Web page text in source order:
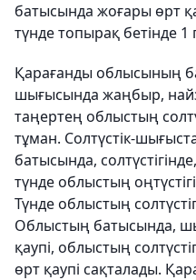
батысында жоғары өрт
түнде топырақ бетінде 1
Қарағанды облысының
шығысында жаңбыр,
таңертең облыстың
тұман. Солтүстік-
батысында,
түнде облыстың
Түнде облыстың
Облыстың батысында,
қаупі, облыстың
өрт қаупі сақталады.